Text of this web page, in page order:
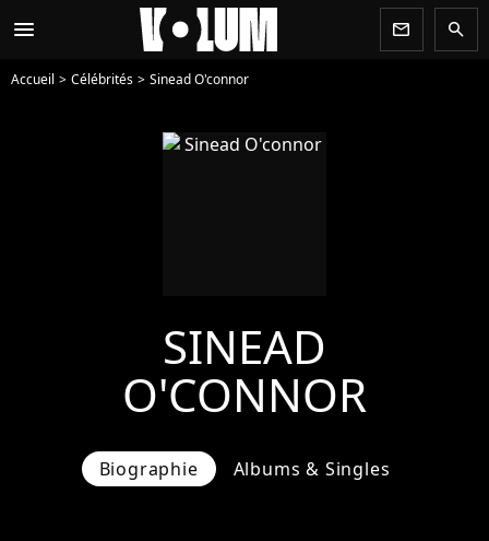
menu newsletter search
Accueil Célébrités Sinead O'connor
SINEAD
O'CONNOR
Biographie Albums & Singles